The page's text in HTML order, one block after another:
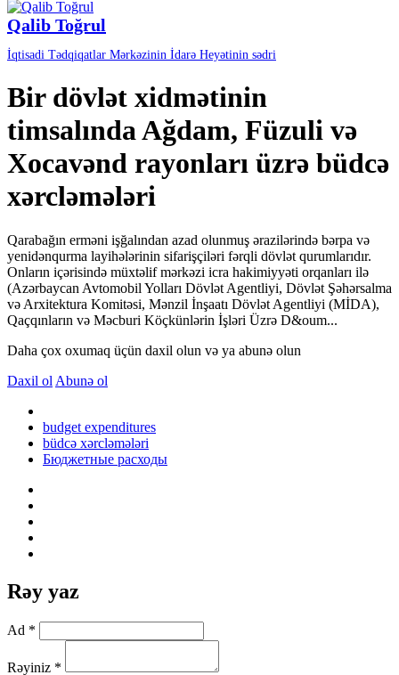
Qalib Toğrul
İqtisadi Tədqiqatlar Mərkəzinin İdarə Heyətinin sədri
Bir dövlət xidmətinin
timsalında Ağdam, Füzuli və
Xocavənd rayonları üzrə büdcə
xərcləmələri
Qarabağın erməni işğalından azad olunmuş ərazilərində bərpa və
yenidənqurma layihələrinin sifarişçiləri fərqli dövlət qurumlarıdır.
Onların içərisində müxtəlif mərkəzi icra hakimiyyəti orqanları ilə
(Azərbaycan Avtomobil Yolları Dövlət Agentliyi, Dövlət Şəhərsalma
və Arxitektura Komitəsi, Mənzil İnşaatı Dövlət Agentliyi (MİDA),
Qaçqınların və Məcburi Köçkünlərin İşləri Üzrə D&oum...
Daha çox oxumaq üçün daxil olun və ya abunə olun
Daxil ol Abunə ol
budget expenditures
büdcə xərcləmələri
Бюджетные расходы
Rəy yaz
Ad *
Rəyiniz *